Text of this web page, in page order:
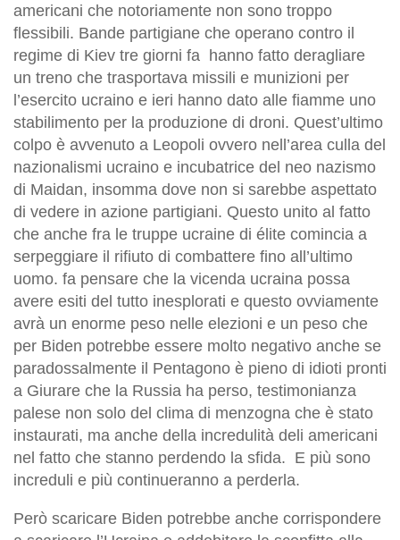
americani che notoriamente non sono troppo
flessibili. Bande partigiane che operano contro il
regime di Kiev tre giorni fa hanno fatto deragliare
un treno che trasportava missili e munizioni per
l’esercito ucraino e ieri hanno dato alle fiamme uno
stabilimento per la produzione di droni. Quest’ultimo
colpo è avvenuto a Leopoli ovvero nell’area culla del
nazionalismi ucraino e incubatrice del neo nazismo
di Maidan, insomma dove non si sarebbe aspettato
di vedere in azione partigiani. Questo unito al fatto
che anche fra le truppe ucraine di élite comincia a
serpeggiare il rifiuto di combattere fino all’ultimo
uomo. fa pensare che la vicenda ucraina possa
avere esiti del tutto inesplorati e questo ovviamente
avrà un enorme peso nelle elezioni e un peso che
per Biden potrebbe essere molto negativo anche se
paradossalmente il Pentagono è pieno di idioti pronti
a Giurare che la Russia ha perso, testimonianza
palese non solo del clima di menzogna che è stato
instaurati, ma anche della incredulità deli americani
nel fatto che stanno perdendo la sfida. E più sono
increduli e più continueranno a perderla.
Però scaricare Biden potrebbe anche corrispondere